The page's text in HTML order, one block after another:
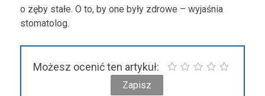
o zęby stałe. O to, by one były zdrowe – wyjaśnia
stomatolog.
Możesz ocenić ten artykuł: